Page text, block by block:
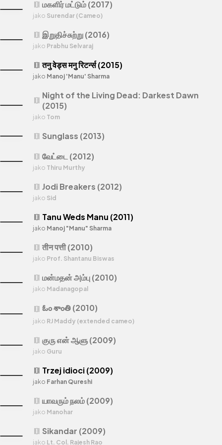
theaters குரு என் ஆளு (2009)
jako Guru
theaters Trzej idioci (2009)
jako Farhan Qureshi
theaters तीन पत्ती (2010)
jako Prof. Shantanu Biswas
theaters யாவரும் நலம் (2009)
jako Manohar
theaters மன்மதன் அம்பு (2010)
jako Madanagopal
theaters வேட்டை (2012)
jako Thiru Murthy
theaters Jodi Breakers (2012)
jako Sid
theaters Tanu Weds Manu (2011)
jako Manoj "Manu" Sharma
theaters तनु वेड्स मनु रिटर्न्स (2015)
jako Manoj 'Manu' Sharma
theaters இறுதிச்சுற்று (2016)
jako Prabhu Selvaraj
theaters Night of the Living Dead: Darkest Dawn
(2015)
jako Tom
theaters மகளிர் மட்டும் (2017)
jako Surendar (Cameo)
theaters ఓం శాంతి (2010)
jako RJ Maddy (extended cameo)
theaters Sikandar (2009)
jako Lt. Col. Rajesh Rao
theaters Sunglass (2013)